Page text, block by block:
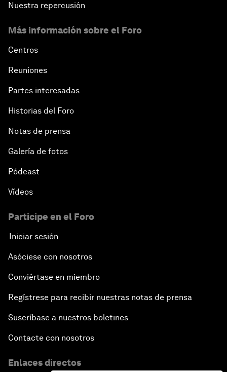
Nuestra repercusión
Más información sobre el Foro
Centros
Reuniones
Partes interesadas
Historias del Foro
Notas de prensa
Galería de fotos
Pódcast
Vídeos
Participe en el Foro
Iniciar sesión
Asóciese con nosotros
Conviértase en miembro
Regístrese para recibir nuestras notas de prensa
Suscríbase a nuestros boletines
Contacte con nosotros
Enlaces directos